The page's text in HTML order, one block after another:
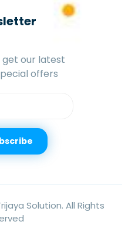
our latest
offers
Solution. All Rights